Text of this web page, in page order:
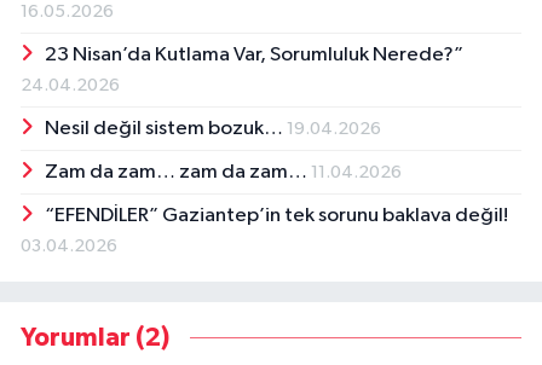
16.05.2026
23 Nisan’da Kutlama Var, Sorumluluk Nerede?”
24.04.2026
Nesil değil sistem bozuk… 19.04.2026
Zam da zam… zam da zam… 11.04.2026
“EFENDİLER” Gaziantep’in tek sorunu baklava değil!
03.04.2026
Yorumlar (2)